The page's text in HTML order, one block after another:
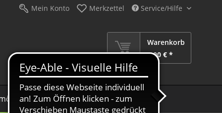
Mein Konto Merkzettel Service/Hilfe
Warenkorb
0,00 € *
Schirme Dekoration Sale %